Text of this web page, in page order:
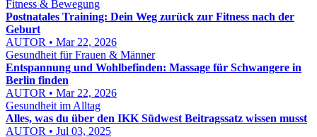
Fitness & Bewegung
Postnatales Training: Dein Weg zurück zur Fitness nach der
Geburt
AUTOR • Mar 22, 2026
Gesundheit für Frauen & Männer
Entspannung und Wohlbefinden: Massage für Schwangere in
Berlin finden
AUTOR • Mar 22, 2026
Gesundheit im Alltag
Alles, was du über den IKK Südwest Beitragssatz wissen musst
AUTOR • Jul 03, 2025